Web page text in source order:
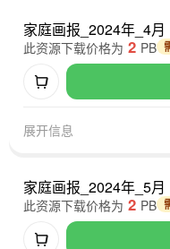
家庭画报_2024年_4月
此资源下载价格为 2 PB
展开信息
家庭画报_2024年_5月
此资源下载价格为 2 PB